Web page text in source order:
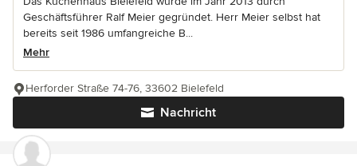
Geschäftsführer Ralf Meier gegründet. Herr Meier selbst hat
bereits seit 1986 umfangreiche B...
Mehr
Nachricht
Herforder Straße 74-76, 33602 Bielefeld